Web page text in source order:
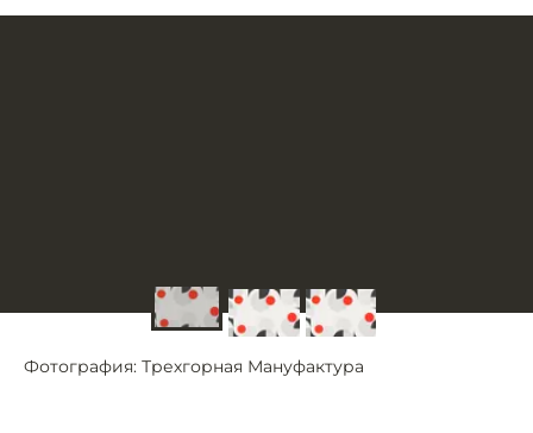
Фотография: Трехгорная Мануфактура